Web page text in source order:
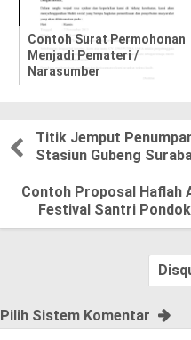
p
s
Contoh Surat Permohonan
Menjadi Pemateri /
Narasumber
Titik Jemput
Stasiun Gubeng
Contoh Proposal Haflah
Festival Santri
Pilih Sistem Komentar